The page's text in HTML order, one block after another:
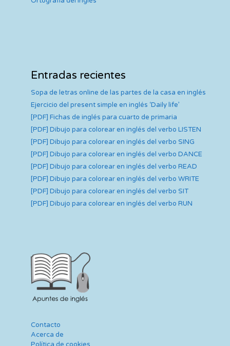
Entradas recientes
Sopa de letras online de las partes de la casa en inglés
Ejercicio del present simple en inglés ‘Daily life’
[PDF] Fichas de inglés para cuarto de primaria
[PDF] Dibujo para colorear en inglés del verbo LISTEN
[PDF] Dibujo para colorear en inglés del verbo SING
[PDF] Dibujo para colorear en inglés del verbo DANCE
[PDF] Dibujo para colorear en inglés del verbo READ
[PDF] Dibujo para colorear en inglés del verbo WRITE
[PDF] Dibujo para colorear en inglés del verbo SIT
[PDF] Dibujo para colorear en inglés del verbo RUN
Contacto
Acerca de
Política de cookies